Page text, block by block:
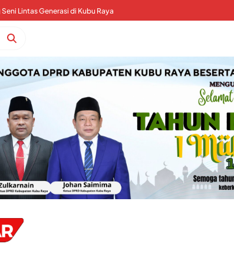
Lintas Generasi di Kubu Raya